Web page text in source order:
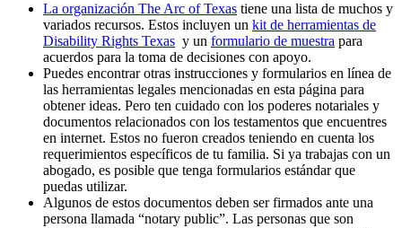
La organización The Arc of Texas tiene una lista de muchos y
variados recursos. Estos incluyen un kit de herramientas de
Disability Rights Texas y un formulario de muestra para
acuerdos para la toma de decisiones con apoyo.
Puedes encontrar otras instrucciones y formularios en línea de
las herramientas legales mencionadas en esta página para
obtener ideas. Pero ten cuidado con los poderes notariales y
documentos relacionados con los testamentos que encuentres
en internet. Estos no fueron creados teniendo en cuenta los
requerimientos específicos de tu familia. Si ya trabajas con un
abogado, es posible que tenga formularios estándar que
puedas utilizar.
Algunos de estos documentos deben ser firmados ante una
persona llamada “notary public”. Las personas que son